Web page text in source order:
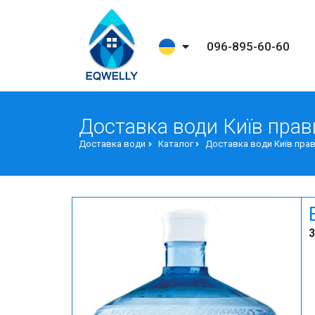
096-895-60-60
Доставка води Київ
Доставка води Каталог Доставка води Київ